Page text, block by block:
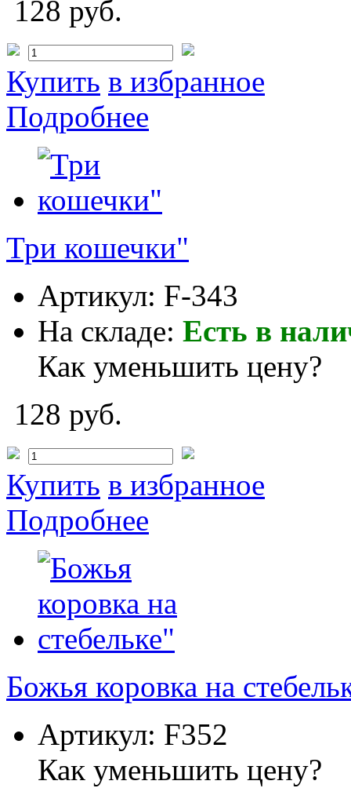
128 руб.
Купить в избранное
Подробнее
Три кошечки"
Артикул: F-343
На складе: Есть в
Как уменьшить цену?
128 руб.
Купить в избранное
Подробнее
Божья коровка на
Артикул: F352
Как уменьшить цену?